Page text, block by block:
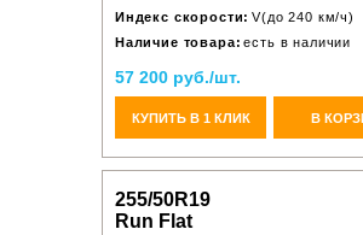
Индекс скорости: V(до 240 км/ч)
Наличие товара: есть в наличии
57 200 руб./шт.
КУПИТЬ В 1 КЛИК В
255/50R19
Run Flat